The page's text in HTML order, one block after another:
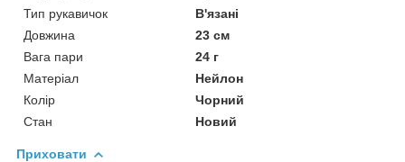
Тип рукавичок
В'язані
Довжина
23 см
Вага пари
24 г
Матеріал
Нейлон
Колір
Чорний
Стан
Новий
Приховати